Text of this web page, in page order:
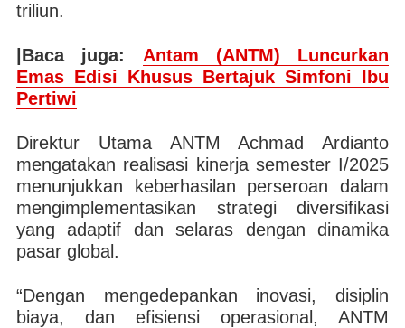
triliun.
|Baca juga: Antam (ANTM) Luncurkan
Emas Edisi Khusus Bertajuk Simfoni Ibu
Pertiwi
Direktur Utama ANTM Achmad Ardianto
mengatakan realisasi kinerja semester I/2025
menunjukkan keberhasilan perseroan dalam
mengimplementasikan strategi diversifikasi
yang adaptif dan selaras dengan dinamika
pasar global.
“Dengan mengedepankan inovasi, disiplin
biaya, dan efisiensi operasional, ANTM